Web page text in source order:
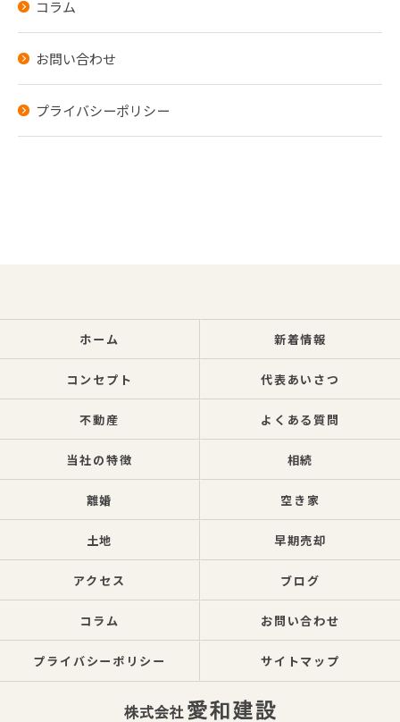
コラム
お問い合わせ
プライバシーポリシー
ホーム 新着情報
コンセプト 代表あいさつ
不動産 よくある質問
当社の特徴 相続
離婚 空き家
土地 早期売却
アクセス ブログ
コラム お問い合わせ
プライバシーポリシー サイトマップ